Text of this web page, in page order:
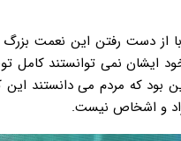
دست رفتن این نعمت بزرگ
ایشان نمی توانستند
که مردم می دانستند این
و اشخاص نیست.